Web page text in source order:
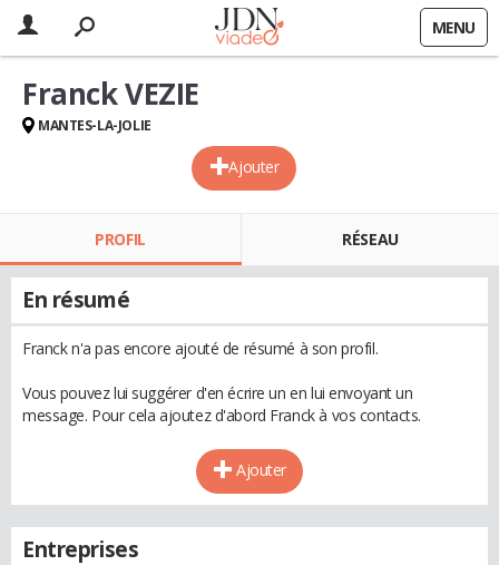
MENU
Ajouter
Franck VEZIE
MANTES-LA-JOLIE
PROFIL RÉSEAU
En résumé
Franck n'a pas encore ajouté de résumé à son profil.
Vous pouvez lui suggérer d'en écrire un en lui envoyant un
message. Pour cela ajoutez d'abord Franck à vos contacts.
Ajouter
Entreprises